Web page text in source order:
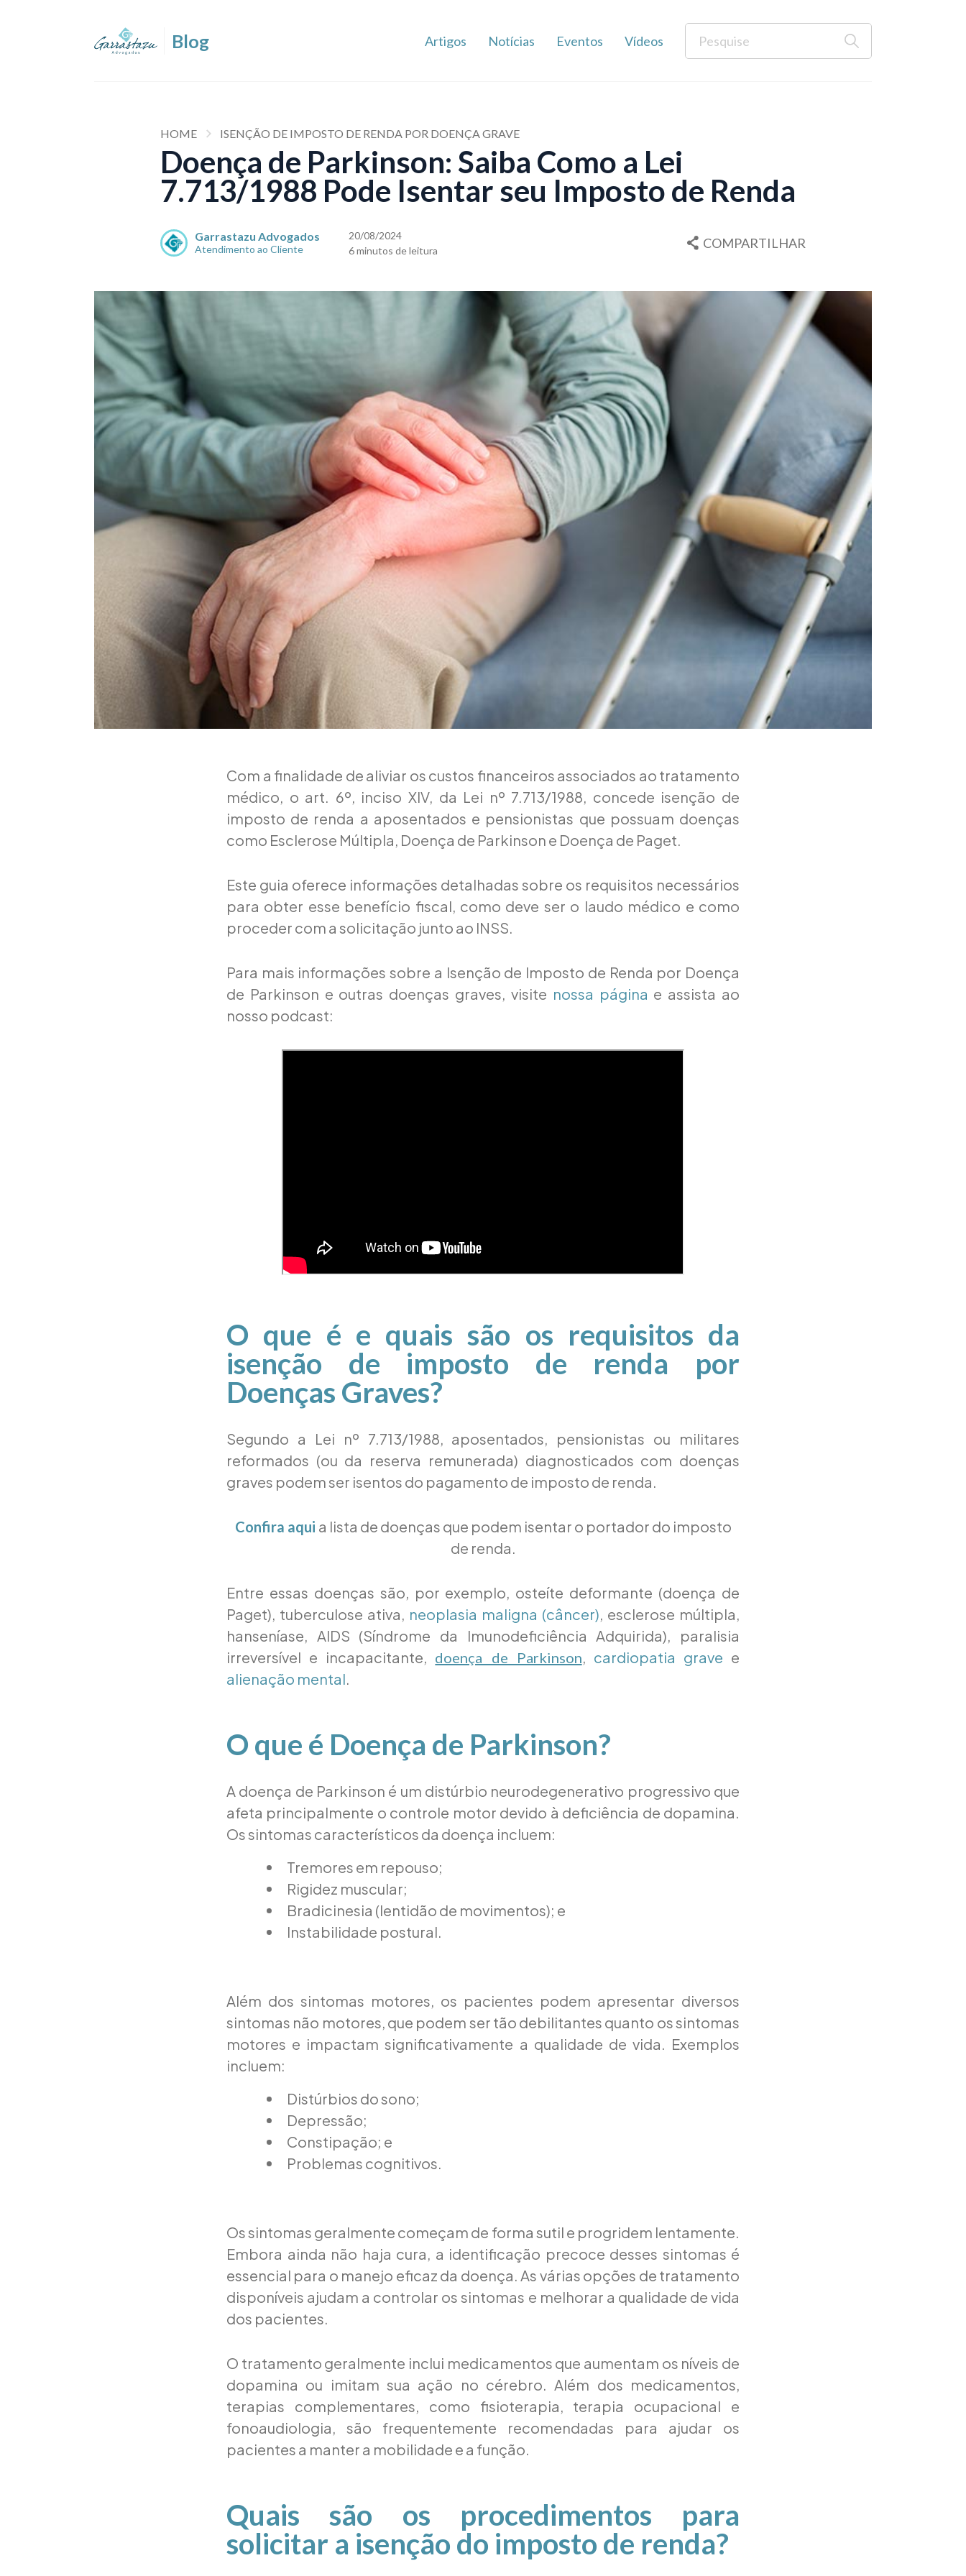
Artigos Notícias Eventos Vídeos
HOME ISENÇÃO DE IMPOSTO DE RENDA POR DOENÇA GRAVE
Doença de Parkinson: Saiba Como a Lei
7.713/1988 Pode Isentar seu Imposto de Renda
Garrastazu Advogados
Atendimento ao Cliente
20/08/2024
6 minutos de leitura
COMPARTILHAR
Com a finalidade de aliviar os custos financeiros associados ao tratamento
médico, o art. 6º, inciso XIV, da Lei nº 7.713/1988, concede isenção de
imposto de renda a aposentados e pensionistas que possuam doenças
como Esclerose Múltipla, Doença de Parkinson e Doença de Paget.
Este guia oferece informações detalhadas sobre os requisitos necessários
para obter esse benefício fiscal, como deve ser o laudo médico e como
proceder com a solicitação junto ao INSS.
Para mais informações sobre a Isenção de Imposto de Renda por Doença
de Parkinson e outras doenças graves, visite nossa página e assista ao
nosso podcast:
O que é e quais são os requisitos da
isenção de imposto de renda por
Doenças Graves?
Segundo a Lei nº 7.713/1988, aposentados, pensionistas ou militares
reformados (ou da reserva remunerada) diagnosticados com doenças
graves podem ser isentos do pagamento de imposto de renda.
Confira aqui a lista de doenças que podem isentar o portador do imposto
de renda.
Entre essas doenças são, por exemplo, osteíte deformante (doença de
Paget), tuberculose ativa, neoplasia maligna (câncer) , esclerose múltipla,
hanseníase, AIDS (Síndrome da Imunodeficiência Adquirida), paralisia
irreversível e incapacitante, doença de Parkinson cardiopatia grave e
alienação mental
O que é Doença de Parkinson?
A doença de Parkinson é um distúrbio neurodegenerativo progressivo que
afeta principalmente o controle motor devido à deficiência de dopamina.
Os sintomas característicos da doença incluem:
Tremores em repouso;
Rigidez muscular;
Bradicinesia (lentidão de movimentos); e
Instabilidade postural.
Além dos sintomas motores, os pacientes podem apresentar diversos
sintomas não motores, que podem ser tão debilitantes quanto os sintomas
motores e impactam significativamente a qualidade de vida. Exemplos
incluem:
Distúrbios do sono;
Depressão;
Constipação; e
Problemas cognitivos.
Os sintomas geralmente começam de forma sutil e progridem lentamente.
Embora ainda não haja cura, a identificação precoce desses sintomas é
essencial para o manejo eficaz da doença. As várias opções de tratamento
disponíveis ajudam a controlar os sintomas e melhorar a qualidade de vida
dos pacientes.
O tratamento geralmente inclui medicamentos que aumentam os níveis de
dopamina ou imitam sua ação no cérebro. Além dos medicamentos,
terapias complementares, como fisioterapia, terapia ocupacional e
fonoaudiologia, são frequentemente recomendadas para ajudar os
pacientes a manter a mobilidade e a função.
Quais são os procedimentos para
solicitar a isenção do imposto de renda?